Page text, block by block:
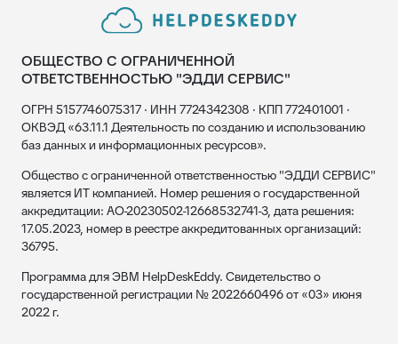
ОБЩЕСТВО С ОГРАНИЧЕННОЙ
ОТВЕТСТВЕННОСТЬЮ "ЭДДИ СЕРВИС"
ОГРН 5157746075317 · ИНН 7724342308 · КПП 772401001 ·
ОКВЭД «63.11.1 Деятельность по созданию и использованию
баз данных и информационных ресурсов».
Общество с ограниченной ответственностью "ЭДДИ СЕРВИС"
является ИТ компанией. Номер решения о государственной
аккредитации: АО-20230502-12668532741-3, дата решения:
17.05.2023, номер в реестре аккредитованных организаций:
36795.
Программа для ЭВМ HelpDeskEddy. Свидетельство о
государственной регистрации № 2022660496 от «03» июня
2022 г.